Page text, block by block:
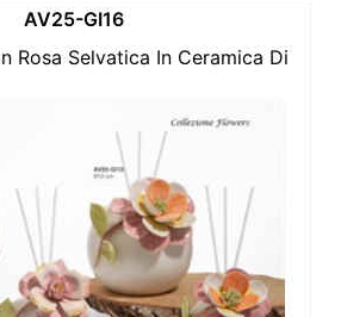
AV25-GI16
Rosa Selvatica In Ceramica Di